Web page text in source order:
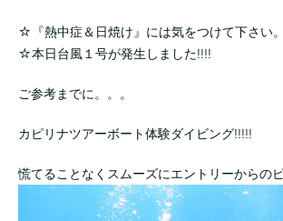
☆『熱中症＆日焼け』には気をつけて下さい。
☆本日台風１号が発生しました!!!!
ご参考までに。。。
カピリナツアーボート体験ダイビング!!!!!
慌てることなくスムーズにエントリーからの